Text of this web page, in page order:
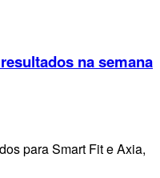
na semana
para Smart Fit e Axia,